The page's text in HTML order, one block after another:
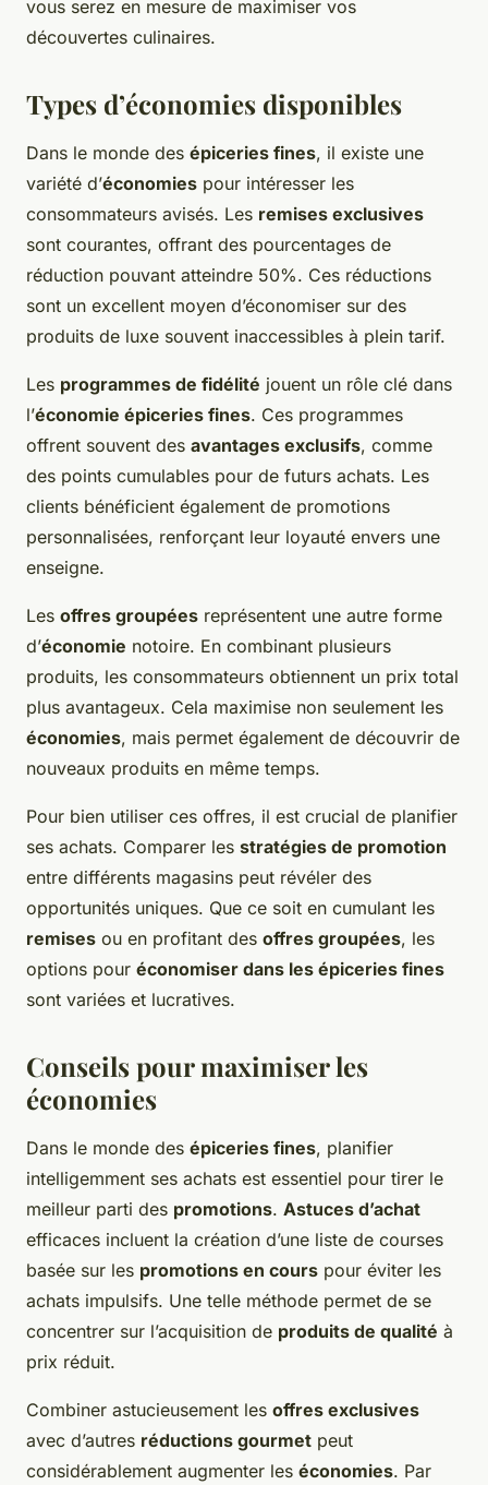
vous serez en mesure de maximiser vos
découvertes culinaires.
Types d’économies disponibles
Dans le monde des épiceries fines, il existe une
variété d’économies pour intéresser les
consommateurs avisés. Les remises exclusives
sont courantes, offrant des pourcentages de
réduction pouvant atteindre 50%. Ces réductions
sont un excellent moyen d’économiser sur des
produits de luxe souvent inaccessibles à plein tarif.
Les programmes de fidélité jouent un rôle clé dans
l’économie épiceries fines. Ces programmes
offrent souvent des avantages exclusifs, comme
des points cumulables pour de futurs achats. Les
clients bénéficient également de promotions
personnalisées, renforçant leur loyauté envers une
enseigne.
Les offres groupées représentent une autre forme
d’économie notoire. En combinant plusieurs
produits, les consommateurs obtiennent un prix total
plus avantageux. Cela maximise non seulement les
économies, mais permet également de découvrir de
nouveaux produits en même temps.
Pour bien utiliser ces offres, il est crucial de planifier
ses achats. Comparer les stratégies de promotion
entre différents magasins peut révéler des
opportunités uniques. Que ce soit en cumulant les
remises ou en profitant des offres groupées, les
options pour économiser dans les épiceries fines
sont variées et lucratives.
Conseils pour maximiser les
économies
Dans le monde des épiceries fines, planifier
intelligemment ses achats est essentiel pour tirer le
meilleur parti des promotions. Astuces d’achat
efficaces incluent la création d’une liste de courses
basée sur les promotions en cours pour éviter les
achats impulsifs. Une telle méthode permet de se
concentrer sur l’acquisition de produits de qualité à
prix réduit.
Combiner astucieusement les offres exclusives
avec d’autres réductions gourmet peut
considérablement augmenter les économies. Par